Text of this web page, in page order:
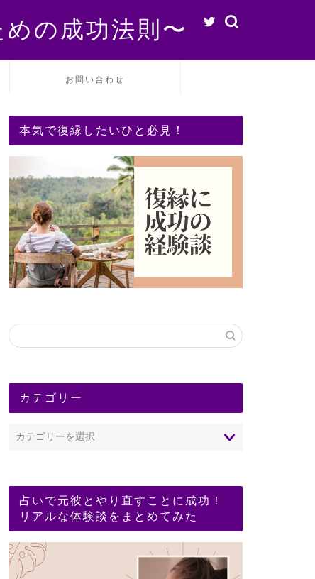
の成功法則〜
お問い合わせ
本気で復縁したいひと必見！
カテゴリー
占いで元彼とやり直すことに成功！
リアルな体験談をまとめてみた